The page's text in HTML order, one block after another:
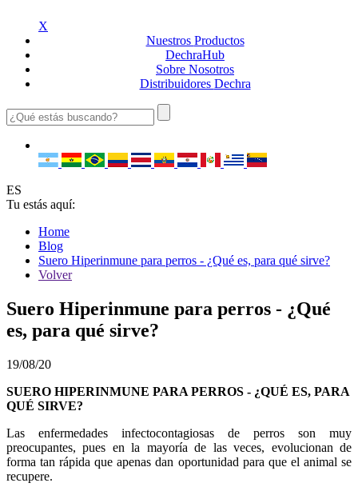
X
Nuestros Productos
DechraHub
Sobre Nosotros
Distribuidores Dechra
ES
Tu estás aquí:
Home
Blog
Suero Hiperinmune para perros - ¿Qué es, para qué sirve?
Volver
Suero Hiperinmune para perros - ¿Qué
es, para qué sirve?
19/08/20
SUERO HIPERINMUNE PARA PERROS - ¿QUÉ ES, PARA
QUÉ SIRVE?
Las enfermedades infectocontagiosas de perros son muy
preocupantes, pues en la mayoría de las veces, evolucionan de
forma tan rápida que apenas dan oportunidad para que el animal se
recupere.